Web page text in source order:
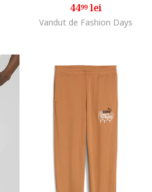
4499lei
Vandut de Fashion Days